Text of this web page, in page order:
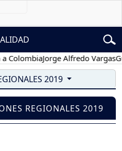
Jorge Alfredo Vargas
2019
REGIONALES 2019